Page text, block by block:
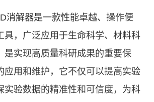
消解器是一款性能卓越、操作便
具，广泛应用于生命科学、材料科
是实现高质量科研成果的重要保
应用和维护，它不仅可以提高实验
实验数据的精准性和可信度，为科